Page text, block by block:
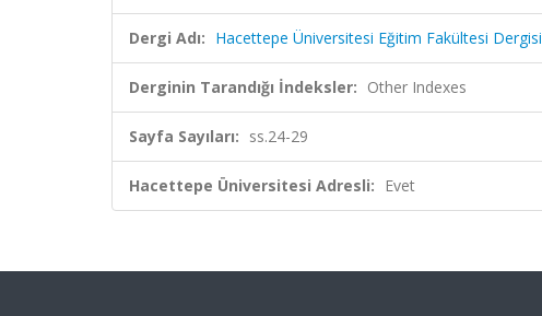
Dergi Adı: Hacettepe Üniversitesi Eğitim Fakültesi Dergisi
Derginin Tarandığı İndeksler: Other Indexes
Sayfa Sayıları: ss.24-29
Hacettepe Üniversitesi Adresli: Evet